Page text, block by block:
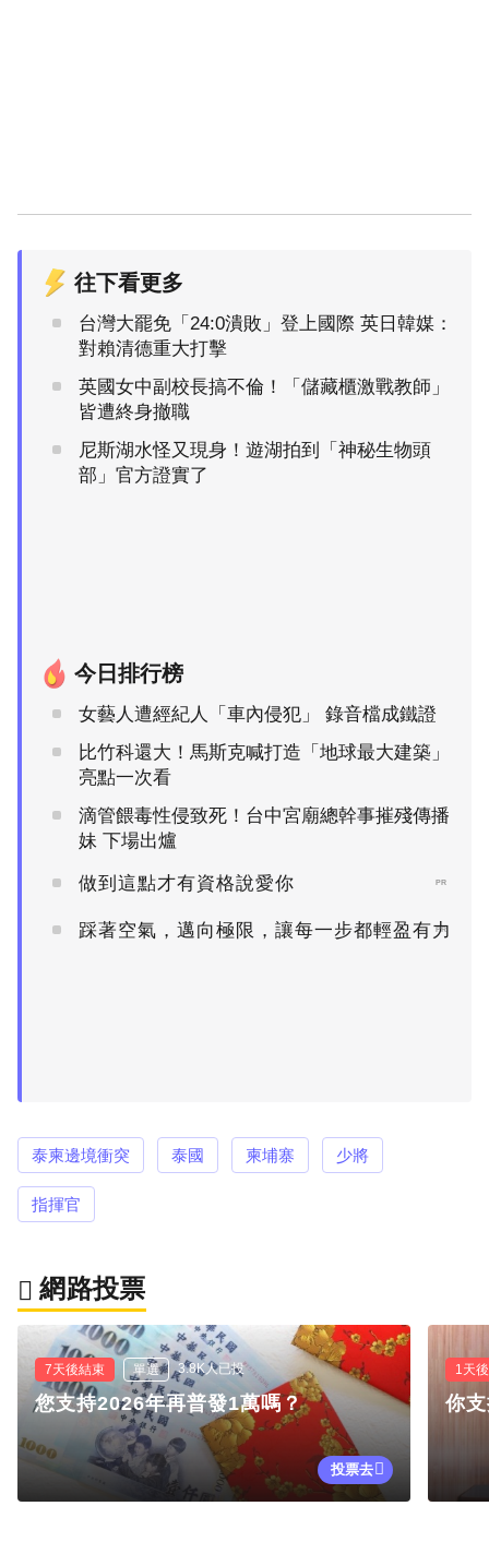
往下看更多
台灣大罷免「24:0潰敗」登上國際 英日韓媒：
對賴清德重大打擊
英國女中副校長搞不倫！「儲藏櫃激戰教師」
皆遭終身撤職
尼斯湖水怪又現身！遊湖拍到「神秘生物頭
部」官方證實了
今日排行榜
女藝人遭經紀人「車內侵犯」 錄音檔成鐵證
比竹科還大！馬斯克喊打造「地球最大建築」
亮點一次看
滴管餵毒性侵致死！台中宮廟總幹事摧殘傳播
妹 下場出爐
做到這點才有資格說愛你 PR
踩著空氣，邁向極限，讓每一步都輕盈有力
PR
泰柬邊境衝突 泰國 柬埔寨 少將
指揮官
網路投票
7天後結束 單選 3.8K人已投
您支持2026年再普發1萬嗎？
投票去
1天
你